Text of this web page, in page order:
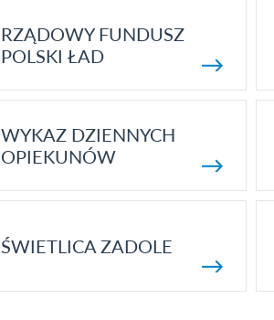
RZĄDOWY FUNDUSZ
POLSKI ŁAD
WYKAZ DZIENNYCH
OPIEKUNÓW
ŚWIETLICA ZADOLE